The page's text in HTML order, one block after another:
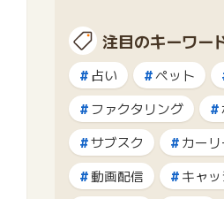
注目のキーワー
占い ペット
ファクタリング
サブスク
カー
動画配信
キャ